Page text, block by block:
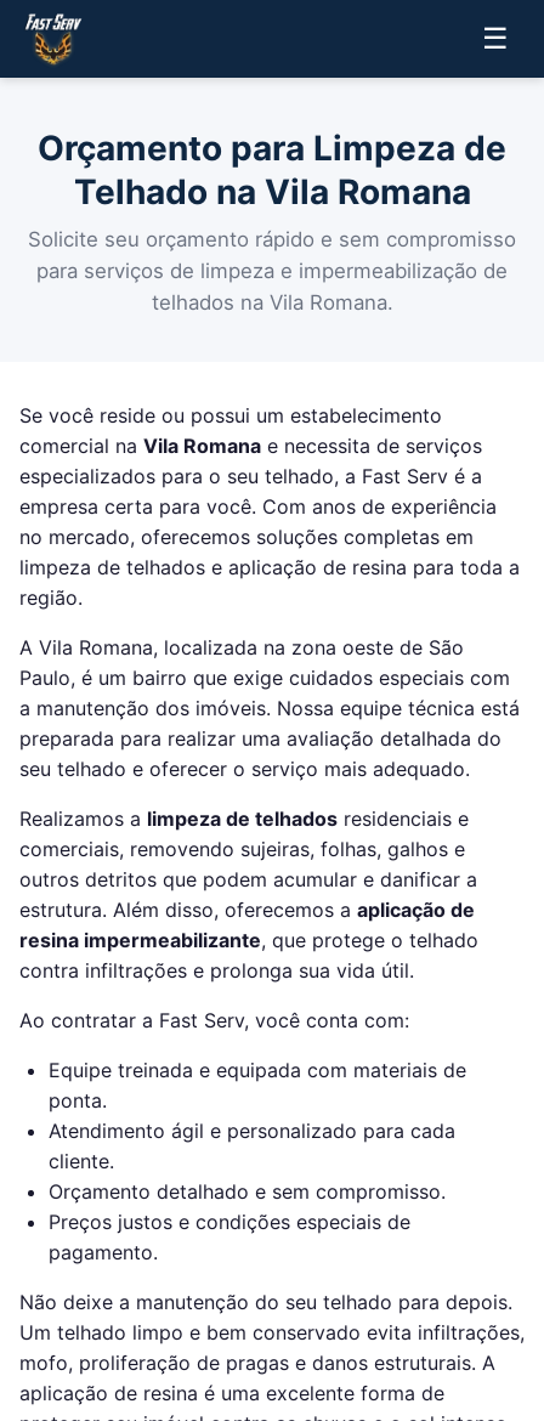
☰
Orçamento para Limpeza de
Telhado na Vila Romana
Solicite seu orçamento rápido e sem compromisso
para serviços de limpeza e impermeabilização de
telhados na Vila Romana.
Se você reside ou possui um estabelecimento
comercial na Vila Romana e necessita de serviços
especializados para o seu telhado, a Fast Serv é a
empresa certa para você. Com anos de experiência
no mercado, oferecemos soluções completas em
limpeza de telhados e aplicação de resina para toda a
região.
A Vila Romana, localizada na zona oeste de São
Paulo, é um bairro que exige cuidados especiais com
a manutenção dos imóveis. Nossa equipe técnica está
preparada para realizar uma avaliação detalhada do
seu telhado e oferecer o serviço mais adequado.
Realizamos a limpeza de telhados residenciais e
comerciais, removendo sujeiras, folhas, galhos e
outros detritos que podem acumular e danificar a
estrutura. Além disso, oferecemos a aplicação de
resina impermeabilizante, que protege o telhado
contra infiltrações e prolonga sua vida útil.
Ao contratar a Fast Serv, você conta com:
Equipe treinada e equipada com materiais de
ponta.
Atendimento ágil e personalizado para cada
cliente.
Orçamento detalhado e sem compromisso.
Preços justos e condições especiais de
pagamento.
Não deixe a manutenção do seu telhado para depois.
Um telhado limpo e bem conservado evita infiltrações,
mofo, proliferação de pragas e danos estruturais. A
aplicação de resina é uma excelente forma de